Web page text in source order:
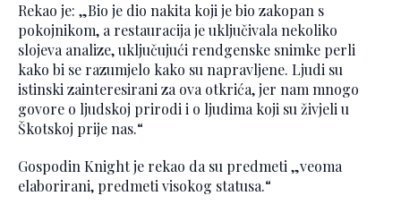
Rekao je: „Bio je dio nakita koji je bio zakopan s
pokojnikom, a restauracija je uključivala nekoliko
slojeva analize, uključujući rendgenske snimke perli
kako bi se razumjelo kako su napravljene. Ljudi su
istinski zainteresirani za ova otkrića, jer nam mnogo
govore o ljudskoj prirodi i o ljudima koji su živjeli u
Škotskoj prije nas.“
Gospodin Knight je rekao da su predmeti „veoma
elaborirani, predmeti visokog statusa.“